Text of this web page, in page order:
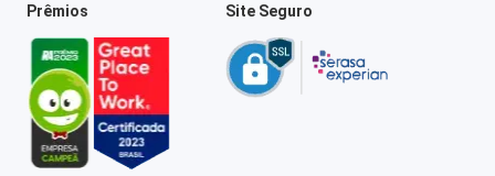
Prêmios Site Seguro